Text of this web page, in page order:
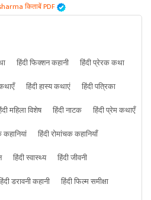
किताबें PDF
हिंदी फिक्शन कहानी
हिंदी प्रेरक कथा
हिंदी हास्य कथाएं
हिंदी पत्रिका
महिला विशेष हिंदी नाटक
हिंदी प्रेम कथाएँ
कहानियां
हिंदी रोमांचक कहानियाँ
हिंदी स्वास्थ्य
हिंदी जीवनी
डरावनी कहानी
हिंदी फिल्म समीक्षा